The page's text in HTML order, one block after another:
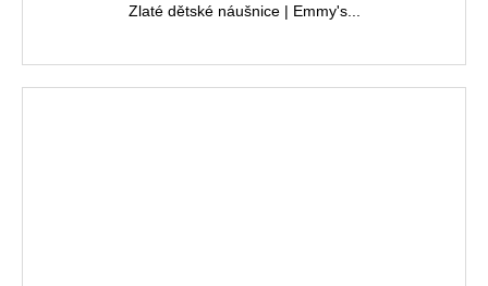
Zlaté dětské náušnice | Emmy's...